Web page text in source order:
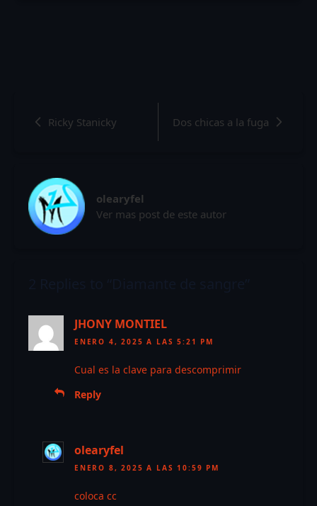
Ricky Stanicky Dos chicas a la fuga
olearyfel
Ver mas post de este autor
JHONY MONTIEL
ENERO 4, 2025 A LAS 5:21 PM
Cual es la clave para descomprimir
Reply
olearyfel
ENERO 8, 2025 A LAS 10:59 PM
coloca cc